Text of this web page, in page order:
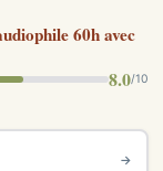
60h avec
8.0/10
→